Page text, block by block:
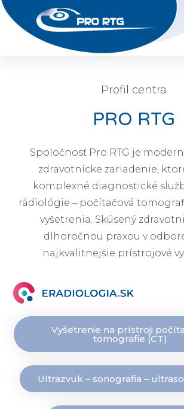
Profil centra
PRO RTG
Spoločnosť Pro RTG je
zdravotnícke zariadenie,
komplexné diagnostické
rádiológie – počítačová
vyšetrenia. Skúsený
dlhoročnou praxou v
najkvalitnejšie prístrojové
Vyšetrenie na prístroji
tomografie (CT)
Ultrazvuk – sonografia –